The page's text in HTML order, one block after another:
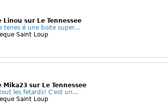
Linou sur Le Tennessee
tenes é une boite super...
Saint Loup
Mika23 sur Le Tennessee
les fetards! C'est un...
Saint Loup